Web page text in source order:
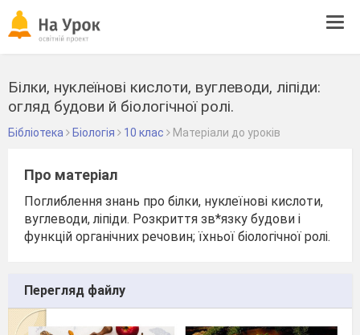
Білки, нуклеїнові кислоти, вуглеводи, ліпіди:
огляд будови й біологічної ролі.
Бібліотека Біологія 10 клас Матеріали до уроків
Про матеріал
Поглиблення знань про білки, нуклеїнові кислоти,
вуглеводи, ліпіди. Розкриття зв*язку будови і
функцій органічних речовин; їхньої біологічної ролі.
Перегляд файлу